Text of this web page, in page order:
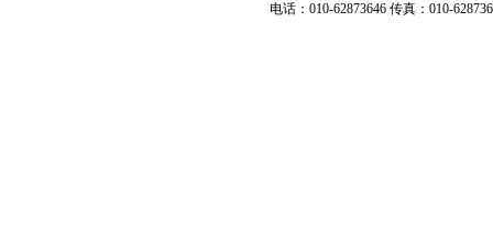
电话：010-62873646 传真：010-